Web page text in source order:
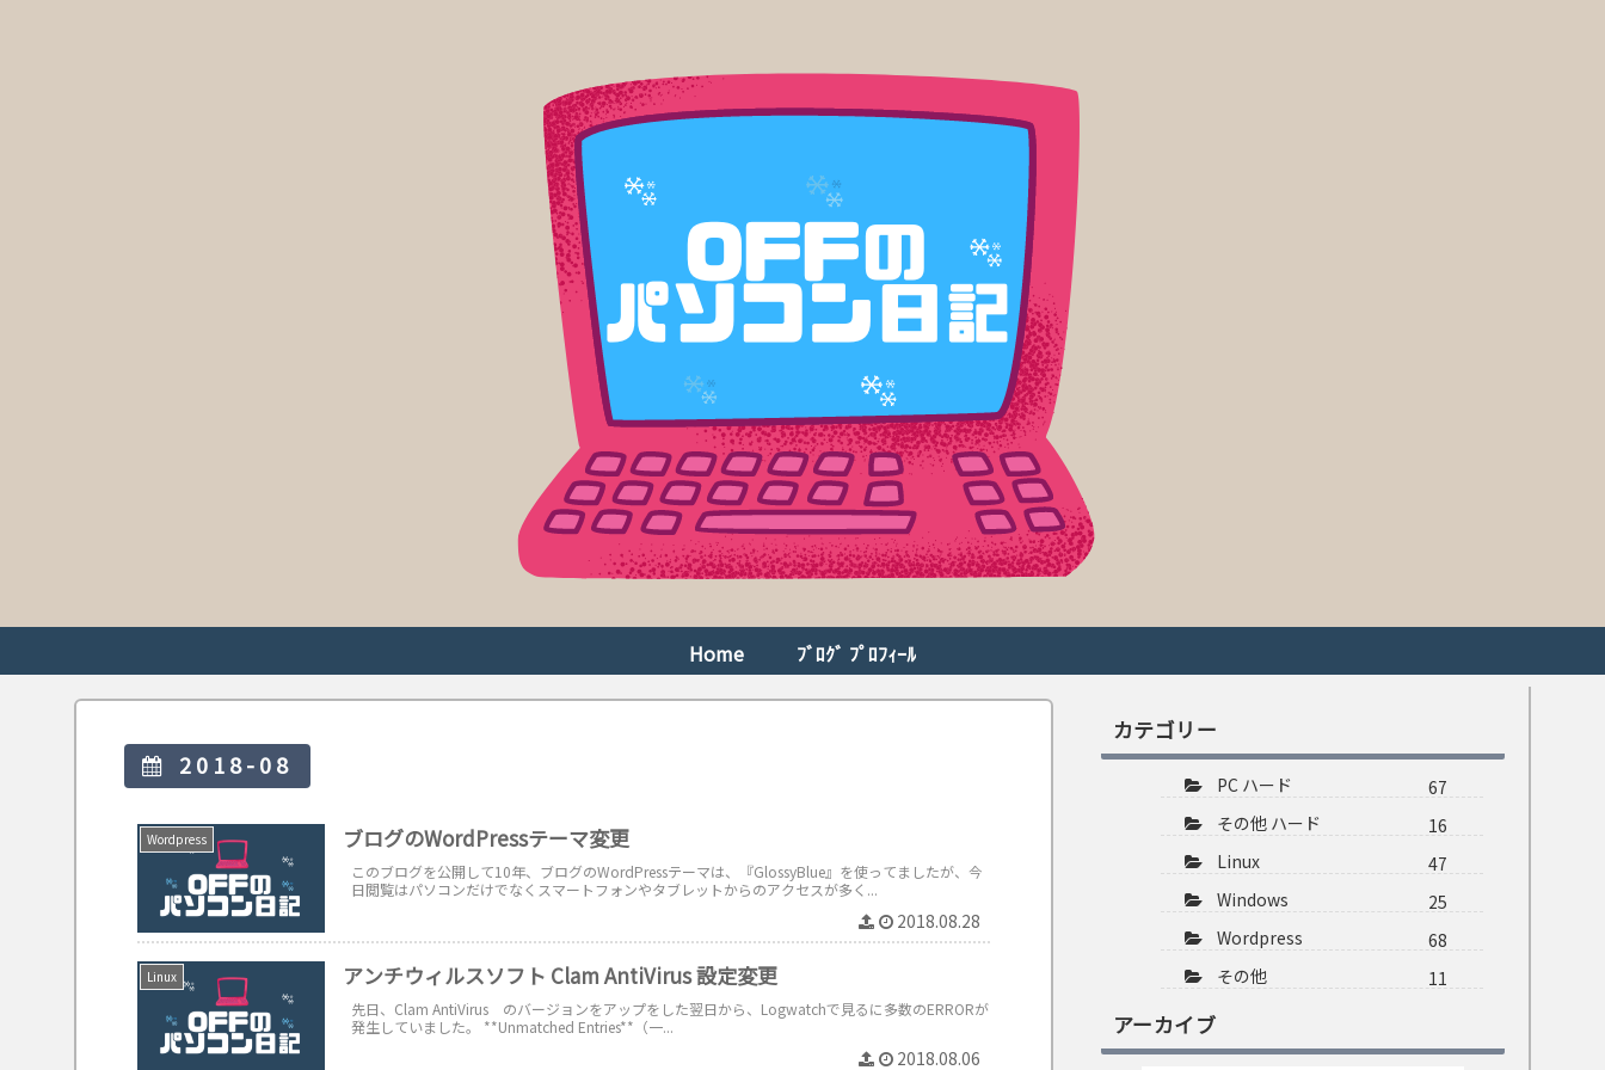
Home ﾌﾞﾛｸﾞ ﾌﾟﾛﾌｨｰﾙ
2018-08
Wordpress ブログのWordPressテーマ変更
このブログを公開して10年、ブログのWordPressテーマは、『GlossyBlue』を使ってましたが、今
日閲覧はパソコンだけでなくスマートフォンやタブレットからのアクセスが多く...
2018.08.28
Linux アンチウィルスソフト Clam AntiVirus 設定変更
先日、Clam AntiVirus のバージョンをアップをした翌日から、Logwatchで見るに多数のERRORが
発生していました。 **Unmatched Entries**（一...
2018.08.06
カテゴリー
PC ハード
67
その他 ハード
16
Linux
47
Windows
25
Wordpress
68
その他
11
アーカイブ